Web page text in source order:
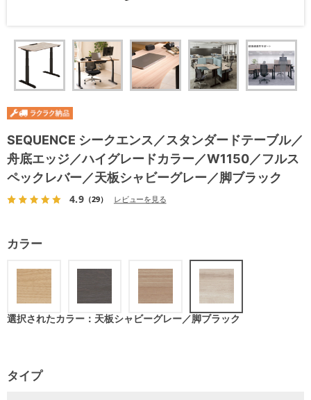
SEQUENCE シークエンス／スタンダードテーブル／
舟底エッジ／ハイグレードカラー／W1150／フルス
ペックレバー／天板シャビーグレー／脚ブラック
4.9（29） レビューを見る
カラー
選択されたカラー：天板シャビーグレー／脚ブラック
タイプ